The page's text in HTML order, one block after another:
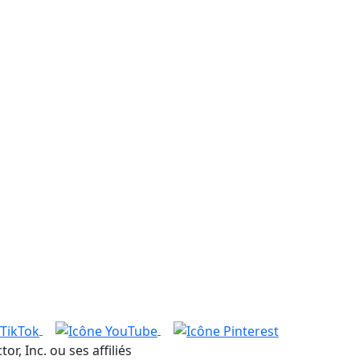
Inc. ou ses affiliés